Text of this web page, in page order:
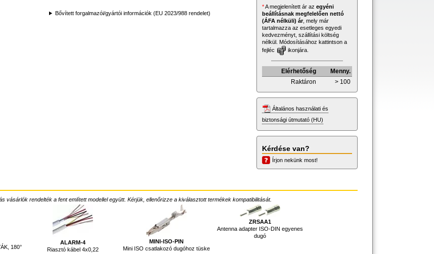
Bővített forgalmazói/gyártói információk (EU 2023/988 rendelet)
*A megjelenített ár az egyéni
beállításnak megfelelően nettó
(ÁFA nélküli) ár, mely már
tartalmazza az esetleges egyedi
kedvezményt, szállítási költség
nélkül. Módosításához kattintson a
fejléc
ikonjára.
Elérhetőség
Menny.
Raktáron
> 100
Általános használati és
biztonsági útmutató (HU)
Kérdése van?
Írjon nekünk most!
vásárlók rendelték a fent említett modellel együtt. Kérjük, ellenőrizze a kiválasztott termékek kompatibilitását.
180°
ALARM-4
Riasztó kábel 4x0,22
MINI-ISO-PIN
Mini ISO csatlakozó dugóhoz tüske
ZRSAA1
Antenna adapter ISO-DIN egyenes
dugó